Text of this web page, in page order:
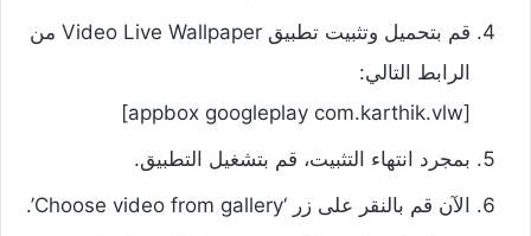
قم بتحميل وتثبيت تطبيق Video Live Wallpaper من
الرابط التالي:
[appbox googleplay com.karthik.vlw]
بمجرد انتهاء التثبيت، قم بتشغيل التطبيق.
الآن قم بالنقر على زر ‘Choose video from gallery’.